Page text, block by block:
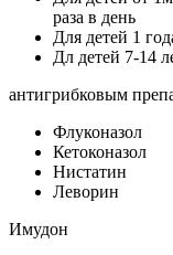
раза в день
Для детей 1
Дл детей 7-14
антигрибковым
Флуконазол
Кетоконазол
Нистатин
Леворин
Имудон